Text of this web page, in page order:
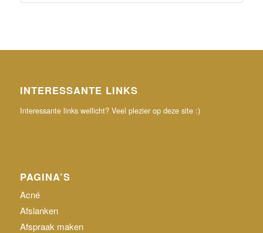
INTERESSANTE LINKS
Interessante links wellicht? Veel plezier op deze site :)
PAGINA’S
Acné
Afslanken
Afspraak maken